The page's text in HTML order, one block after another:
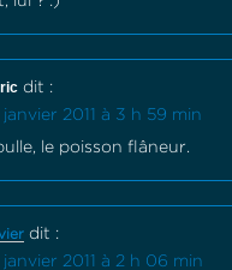
dit :
janvier 2011 à 3 h 59 min
le poisson flâneur.
dit :
janvier 2011 à 2 h 06 min